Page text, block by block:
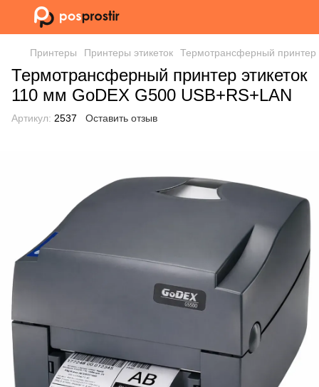
Принтеры Принтеры этикеток Термотрансферный принтер
Термотрансферный принтер этикеток
110 мм GoDEX G500 USB+RS+LAN
Артикул: 2537 Оставить отзыв